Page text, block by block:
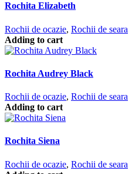
Rochita Elizabeth
Rochii de ocazie, Rochii de seara
Adding to cart
Rochita Audrey Black
Rochii de ocazie, Rochii de seara
Adding to cart
Rochita Siena
Rochii de ocazie, Rochii de seara